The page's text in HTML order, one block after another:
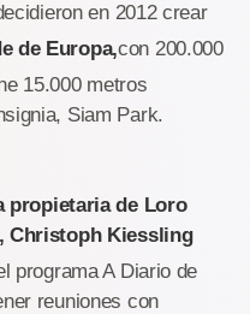
en 2012 crear
de Europa,con 200.000
15.000 metros
Siam Park.
propietaria de Loro
Christoph Kiessling
programa A Diario de
reuniones con